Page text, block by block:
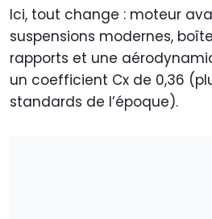
Ici, tout change : moteur
suspensions modernes,
rapports et une
un coefficient Cx de 0,36
standards de l’époque).